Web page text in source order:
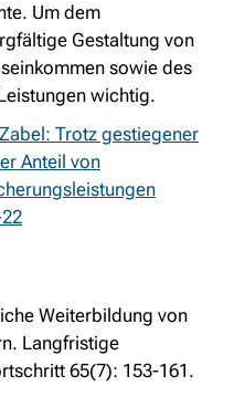
Um dem
Gestaltung von
sowie des
wichtig.
Trotz gestiegener
Anteil von
Weiterbildung von
Langfristige
65(7): 153-161.